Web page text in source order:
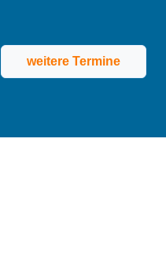
weitere Termine